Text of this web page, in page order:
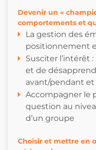
Devenir un «
comportements et
La gestion des
positionnement
Susciter l’intérêt
et de
avant/pendant
Accompagner le
question au
d’un groupe
Choisir et mettre en